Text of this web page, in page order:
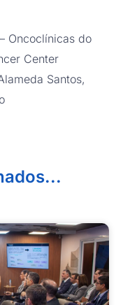
Oncoclínicas do
Center
Santos,